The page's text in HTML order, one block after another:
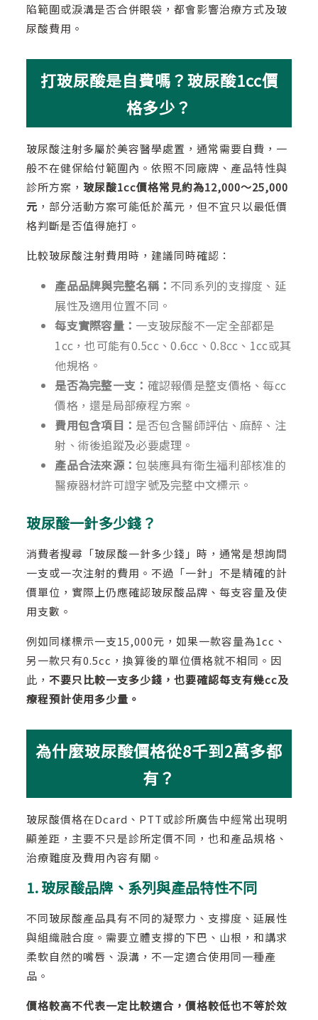
陷範圍或淚溝是否合併眼袋，都會影響治療方式及玻
尿酸費用。
打玻尿酸是自費嗎？玻尿酸1cc價
格多少？
玻尿酸注射多屬於美容醫學處置，通常需要自費，一
般不在健保給付範圍內。依照不同廠牌、產品特性與
診所方案， 玻尿酸1cc價格常見約為12,000～25,000
元 ，部分活動方案可能低於萬元，但不宜只以最低價
格判斷是否值得施打。
比較玻尿酸注射費用時，建議同時確認：
產品品牌與完整名稱： 不同系列的支撐度、延
展性及適用位置不同。
每支實際容量： 一支玻尿酸不一定全部都是
1cc，也可能有0.5cc、0.6cc、0.8cc、1cc或其
他規格。
是否為完整一支： 確認報價是整支價格、每cc
價格，還是局部療程方案。
費用包含項目： 是否包含醫師評估、麻醉、注
射、術後追蹤及必要處理。
產品合法來源：包裝應具有衛生福利部核准的
醫療器材許可證字號及完整中文標示。
玻尿酸一針多少錢？
消費者搜尋「玻尿酸一針多少錢」時，通常是想詢問
一支或一次注射的費用。不過「一針」不是精確的計
價單位，實際上仍應確認玻尿酸品牌、每支容量及使
用支數。
例如同樣標示一支15,000元，如果一款容量為1cc、
另一款只有0.5cc，換算後的單位價格就不相同。因
此，不要只比較一支多少錢，也要確認每支有幾cc及
療程預計使用多少量。
為什麼玻尿酸價格從8千到2萬多都
有？
玻尿酸價格在Dcard、PTT或診所廣告中經常出現明
顯差距，主要不只是診所定價不同，也和產品規格、
治療難度及費用內容有關。
1. 玻尿酸品牌、系列與產品特性不同
不同玻尿酸產品具有不同的凝聚力、支撐度、延展性
與組織融合度。需要立體支撐的下巴、山根，和講求
柔軟自然的嘴唇、淚溝，不一定適合使用同一種產
品。
價格較高不代表一定比較適合，價格較低也不等於效